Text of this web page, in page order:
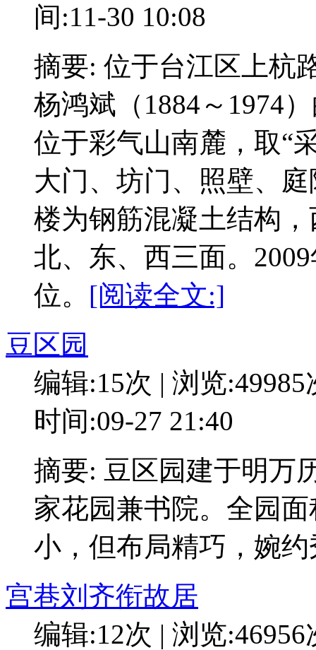
间:11-30 10:08
摘要: 位于台江区上杭
杨鸿斌（1884～1974
位于彩气山南麓，取“
大门、坊门、照壁、
楼为钢筋混凝土结构
北、东、西三面。
位。 [阅读全文:]
豆区园
编辑:15次 | 浏览:49985
时间:09-27 21:40
摘要: 豆区园建于明万
家花园兼书院。全园
小，但布局精巧，婉
宫巷刘齐衔故居
编辑:12次 | 浏览:46956